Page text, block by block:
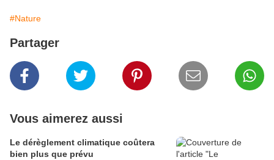
#Nature
Partager
Vous aimerez aussi
Le dérèglement climatique coûtera
bien plus que prévu